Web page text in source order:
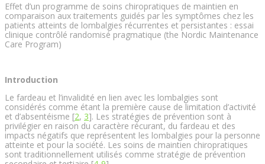
Effet d’un programme de soins chiropratiques de maintien en
comparaison aux traitements guidés par les symptômes chez les
patients atteints de lombalgies récurrentes et persistantes : essai
clinique contrôlé randomisé pragmatique (the Nordic Maintenance
Care Program)
Introduction
Le fardeau et l’invalidité en lien avec les lombalgies sont
considérés comme étant la première cause de limitation d’activité
et d’absentéisme [2, 3]. Les stratégies de prévention sont à
privilégier en raison du caractère récurant, du fardeau et des
impacts négatifs que représentent les lombalgies pour la personne
atteinte et pour la société. Les soins de maintien chiropratiques
sont traditionnellement utilisés comme stratégie de prévention